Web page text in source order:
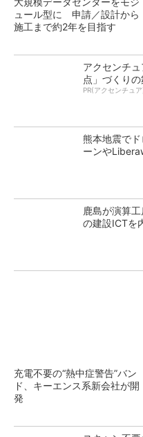
ュール型に 申請／設計から
施工まで約2年を目指す
アクセンチ
点」づくり
PR(アクセンチュ
熊本地震で
ーンや
鹿島が演算
の建設ICTを
充電不要の“熱中症警告”バン
ド、キーエンス系新会社が開
発